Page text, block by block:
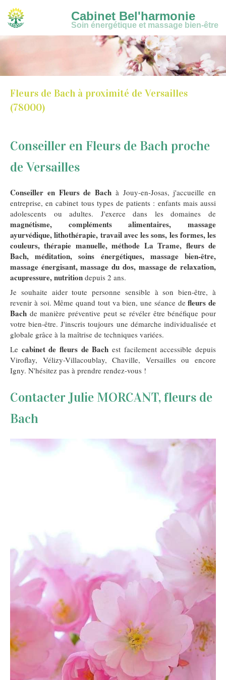
Cabinet Bel'harmonie
Soin énergétique et massage bien-être
Fleurs de Bach à proximité de Versailles
(78000)
Conseiller en Fleurs de Bach proche
de Versailles
Conseiller en Fleurs de Bach à Jouy-en-Josas, j'accueille en
entreprise, en cabinet tous types de patients : enfants mais aussi
adolescents ou adultes. J'exerce dans les domaines de
magnétisme, compléments alimentaires, massage
ayurvédique, lithothérapie, travail avec les sons, les formes, les
couleurs, thérapie manuelle, méthode La Trame, fleurs de
Bach, méditation, soins énergétiques, massage bien-être,
massage énergisant, massage du dos, massage de relaxation,
acupressure, nutrition depuis 2 ans.
Je souhaite aider toute personne sensible à son bien-être, à
revenir à soi. Même quand tout va bien, une séance defleurs de
Bach de manière préventive peut se révéler être bénéfique pour
votre bien-être. J'inscris toujours une démarche individualisée et
globale grâce à la maîtrise de techniques variées.
Le cabinet de fleurs de Bach est facilement accessible depuis
Viroflay, Vélizy-Villacoublay, Chaville, Versailles ou encore
Igny. N'hésitez pas à prendre rendez-vous !
Contacter Julie MORCANT, fleurs de
Bach